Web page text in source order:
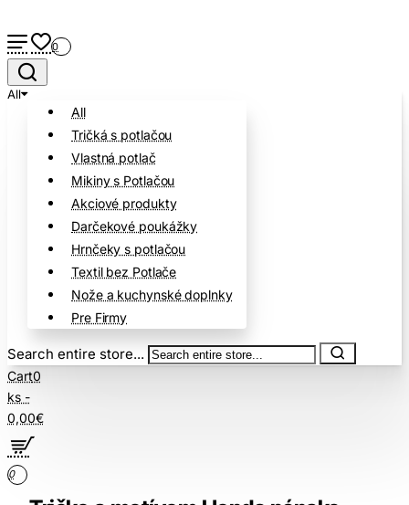
0
All
All
Tričká s potlačou
Vlastná potlač
Mikiny s Potlačou
Akciové produkty
Darčekové poukážky
Hrnčeky s potlačou
Textil bez Potlače
Nože a kuchynské doplnky
Pre Firmy
Search entire store...
Cart0
ks -
0,00€
0